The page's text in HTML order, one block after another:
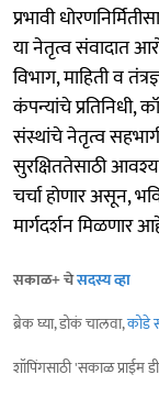
प्रभावी
या नेतृत्व संवादात
विभाग, माहिती व
कंपन्यांचे प्रतिनिधी,
संस्थांचे नेतृत्व
सुरक्षिततेसाठी
चर्चा होणार असून,
मार्गदर्शन मिळणार
सकाळ+ चेसदस्य व्हा
ब्रेक घ्या, डोकं चालवा,कोडे
शॉपिंगसाठी 'सकाळ प्राईम